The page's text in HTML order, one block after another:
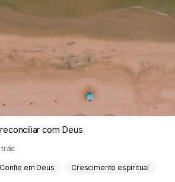
com Deus
Confie em Deus Crescimento espiritual